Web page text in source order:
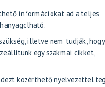
információkat ad a teljes
illetve nem tudják,
egy szakmai cikket,
közérthető nyelvezettel